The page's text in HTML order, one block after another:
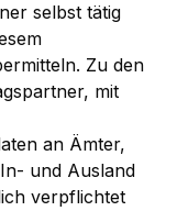
selbst tätig
Zu den
mit
an Ämter,
und Ausland
verpflichtet